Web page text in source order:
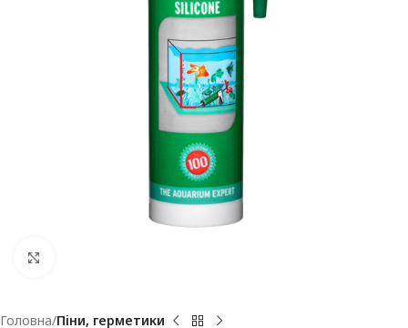
Головна Піни, герметики